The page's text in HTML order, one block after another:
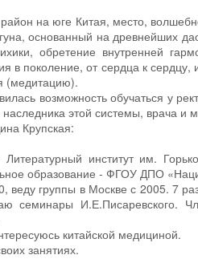
на юге Китая, место,
основанный на древнейших
обретение внутренней
в поколение, от сердца к
(медитацию).
возможность обучаться у
этой системы, врача
Крупская:
институт им.
образование - ФГОУ ДПО
веду группы в Москве с 2005. 7
семинары И.Е.Писаревского.
китайской медициной.
занятиях.